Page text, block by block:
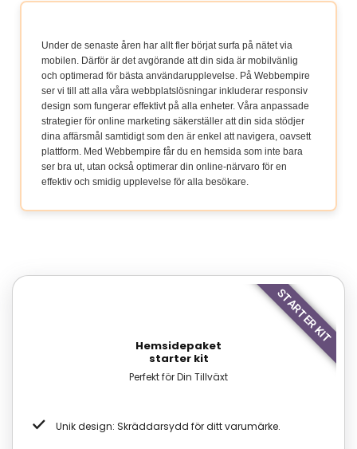
Under de senaste åren har allt fler börjat surfa på nätet via
mobilen. Därför är det avgörande att din sida är mobilvänlig
och optimerad för bästa användarupplevelse. På Webbempire
ser vi till att alla våra webbplatslösningar inkluderar responsiv
design som fungerar effektivt på alla enheter. Våra anpassade
strategier för online marketing säkerställer att din sida stödjer
dina affärsmål samtidigt som den är enkel att navigera, oavsett
plattform. Med Webbempire får du en hemsida som inte bara
ser bra ut, utan också optimerar din online-närvaro för en
effektiv och smidig upplevelse för alla besökare.
Hemsidepaket
starter kit
Perfekt för Din Tillväxt
Unik design: Skräddarsydd för ditt varumärke.
STARTER KIT